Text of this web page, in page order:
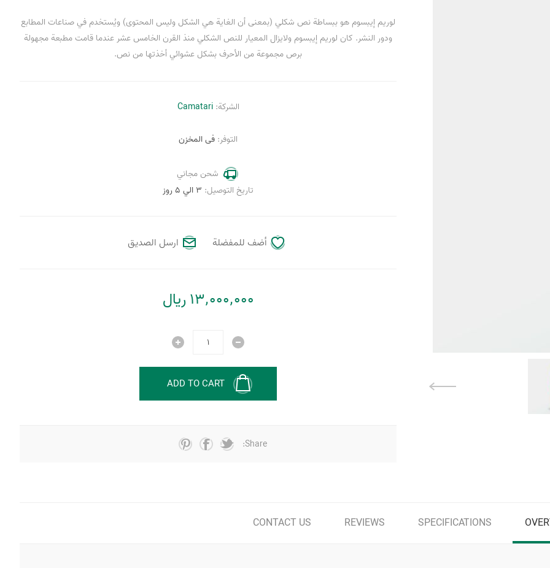
لوريم إيبسوم هو ببساطة نص شكلي (بمعنى أن الغاية هي الشكل وليس المحتوى) ويُستخدم في صناعات المطابع
ودور النشر. كان لوريم إيبسوم ولايزال المعيار للنص الشكلي منذ القرن الخامس عشر عندما قامت مطبعة مجهولة
برص مجموعة من الأحرف بشكل عشوائي أخذتها من نص.
الشركة: Camatari
التوفر: فى المخزن
شحن مجاني
تاريخ التوصيل: 3 الي 5 روز
أضف للمفضلة ارسل الصديق
13٬000٬000 ریال
ADD TO CART
Share:
SPECIFICATIONS
REVIEWS
CONTACT US